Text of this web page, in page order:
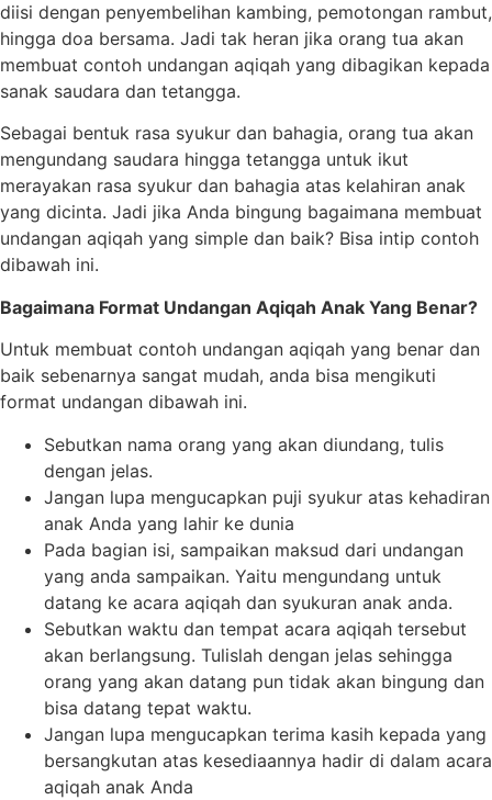
diisi dengan penyembelihan kambing, pemotongan rambut,
hingga doa bersama. Jadi tak heran jika orang tua akan
membuat contoh undangan aqiqah yang dibagikan kepada
sanak saudara dan tetangga.
Sebagai bentuk rasa syukur dan bahagia, orang tua akan
mengundang saudara hingga tetangga untuk ikut
merayakan rasa syukur dan bahagia atas kelahiran anak
yang dicinta. Jadi jika Anda bingung bagaimana membuat
undangan aqiqah yang simple dan baik? Bisa intip contoh
dibawah ini.
Bagaimana Format Undangan Aqiqah Anak Yang Benar?
Untuk membuat contoh undangan aqiqah yang benar dan
baik sebenarnya sangat mudah, anda bisa mengikuti
format undangan dibawah ini.
Sebutkan nama orang yang akan diundang, tulis
dengan jelas.
Jangan lupa mengucapkan puji syukur atas kehadiran
anak Anda yang lahir ke dunia
Pada bagian isi, sampaikan maksud dari undangan
yang anda sampaikan. Yaitu mengundang untuk
datang ke acara aqiqah dan syukuran anak anda.
Sebutkan waktu dan tempat acara aqiqah tersebut
akan berlangsung. Tulislah dengan jelas sehingga
orang yang akan datang pun tidak akan bingung dan
bisa datang tepat waktu.
Jangan lupa mengucapkan terima kasih kepada yang
bersangkutan atas kesediaannya hadir di dalam acara
aqiqah anak Anda